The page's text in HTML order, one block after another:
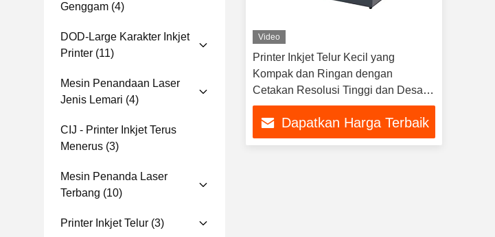
Genggam (4)
DOD-Large Karakter Inkjet
Printer (11)
Mesin Penandaan Laser
Jenis Lemari (4)
CIJ - Printer Inkjet Terus
Menerus (3)
Mesin Penanda Laser
Terbang (10)
Printer Inkjet Telur (3)
Video
Printer Inkjet Telur Kecil yang
Kompak dan Ringan dengan
Cetakan Resolusi Tinggi dan Desain
Portable
Dapatkan Harga Terbaik